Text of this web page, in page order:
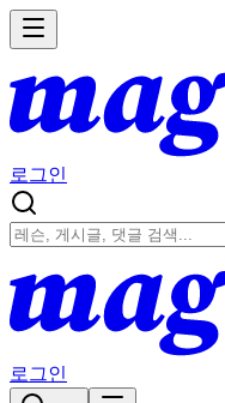
로그인
로그인